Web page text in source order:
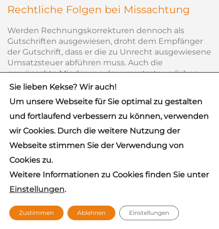
Rechtliche Folgen bei Missachtung
Werden Rechnungskorrekturen dennoch als
Gutschriften ausgewiesen, droht dem Empfänger
der Gutschrift, dass er die zu Unrecht ausgewiesene
Umsatzsteuer abführen muss. Auch die
gewünschte Minderung der umsatzsteuerlichen
Bemessungsgrundlagen bleib aus, wen statt einer
wird.
Erzeugen einer Stornorechnung in
openVIVA c2
In openVIVA c2 lassen sich Stornorechnungen über
den Menüpunkt „In-/Exkasso“ erzeugen. Geben Sie
in der Schnellsuche die In-/Exkasso-Nr. ein und
Interactive Report auf „Stornieren“. Haben Sie hier
die notwendigen Einstellungen vorgenommen
Sie lieben Kekse? Wir auch!
Um unsere Webseite für Sie optimal zu gestalten
und fortlaufend verbessern zu können, verwenden
wir Cookies. Durch die weitere Nutzung der
Webseite stimmen Sie der Verwendung von
Cookies zu.
Weitere Informationen zu Cookies finden Sie unter
Einstellungen.
Zustimmen Ablehnen Einstellungen